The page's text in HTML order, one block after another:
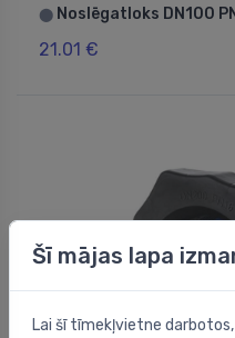
⬤ Noslēgatloks DN100
21.01 €
Šī mājas lapa
Lai šī tīmekļvietne